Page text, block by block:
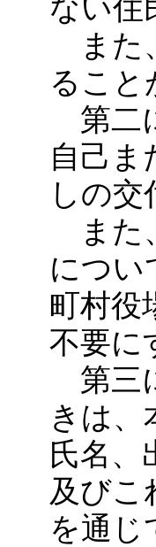
ない住
また
ること
第二
自己ま
しの
また
につい
町村役
不要に
第三
きは、
氏名、
及びこ
を通じ